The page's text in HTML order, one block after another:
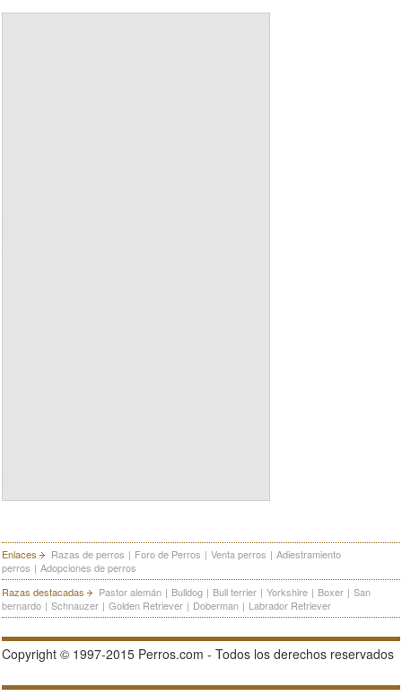
Enlaces Razas de perros | Foro de Perros | Venta perros | Adiestramiento
perros | Adopciones de perros
Razas destacadas
Pastor alemán | Bulldog | Bull terrier | Yorkshire | Boxer | San
bernardo | Schnauzer | Golden Retriever | Doberman | Labrador Retriever
Copyright © 1997-2015 Perros.com - Todos los derechos reservados